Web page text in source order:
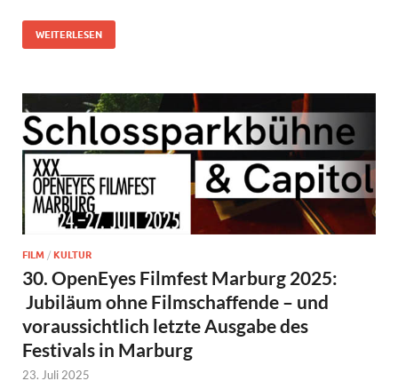
WEITERLESEN
FILM / KULTUR
30. OpenEyes Filmfest Marburg 2025:
Jubiläum ohne Filmschaffende – und
voraussichtlich letzte Ausgabe des
Festivals in Marburg
23. Juli 2025